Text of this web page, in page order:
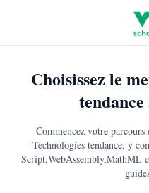
Choisissez le
Commencez votre parcours
Technologies tendance, y
Script,WebAssembly,MathML